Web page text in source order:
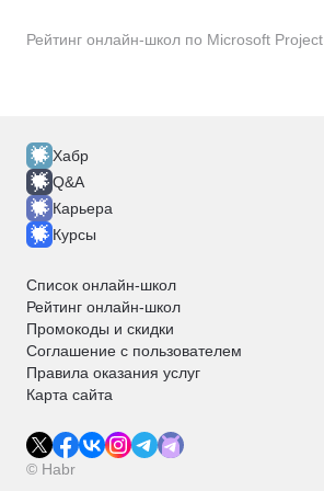
Рейтинг онлайн-школ по Microsoft Project
Хабр
Q&A
Карьера
Курсы
Список онлайн-школ
Рейтинг онлайн-школ
Промокоды и скидки
Соглашение с пользователем
Правила оказания услуг
Карта сайта
© Habr